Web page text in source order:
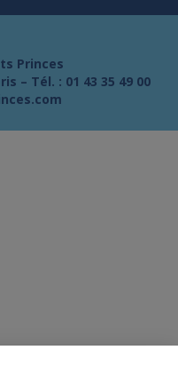
Princes
– Tél. : 01 43 35 49 00